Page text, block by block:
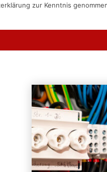
zur Kenntnis